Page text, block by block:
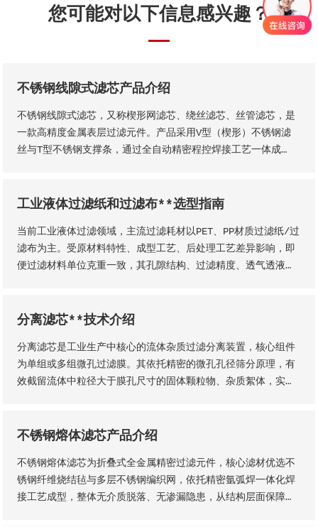
您可能对以下信息感兴趣？
不锈钢线隙式滤芯产品介绍
不锈钢线隙式滤芯，又称楔形网滤芯、绕丝滤芯​、丝管滤芯，是
一款高精度金属表层过滤元件。产品采用V型（楔形）不锈钢滤
丝与T型不锈钢支撑条，通过全自动精密程控焊接工艺一体成
异型滤芯等多种结构，且支持滤缝规格、丝径尺寸等核心参数个
润、过滤精度稳定、机械强度高、经久耐用等核心品质优势。
工业液体过滤纸和过滤布**选型指南
当前工业液体过滤领域，主流过滤耗材以PET、PP材质过滤纸/过
滤布为主。受原材料特性、成型工艺、后处理工艺差异影响，即
便过滤材料单位克重一致，其孔隙结构、过滤精度、透气透液性
况，依托**技术维度精准选型，具体选型标准与实施方法如下
分离滤芯**技术介绍
分离滤芯是工业生产中核心的流体杂质过滤分离装置，核心组件
为单组或多组微孔过滤膜。其依托精密的微孔孔径筛分原理，有
效截留流体中粒径大于膜孔尺寸的固体颗粒物、杂质絮体，实现
工、石油、钢铁、矿山等各类工业场景，为工业化稳定生产、产
不锈钢熔体滤芯产品介绍
不锈钢熔体滤芯为折叠式全金属精密过滤元件，核心滤材优选不
锈钢纤维烧结毡与多层不锈钢编织网，依托精密氩弧焊一体化焊
接工艺成型，整体无介质脱落、无渗漏隐患，从结构层面保障了